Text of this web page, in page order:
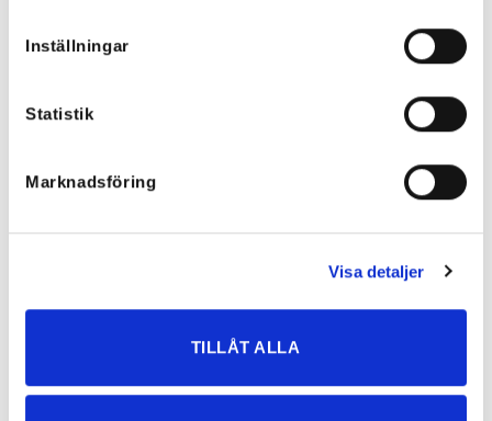
Inställningar
Statistik
Marknadsföring
Visa detaljer
TILLÅT ALLA
699kr
NYHETER